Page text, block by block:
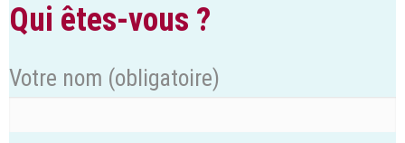
Qui êtes-vous ?
Votre nom (obligatoire)